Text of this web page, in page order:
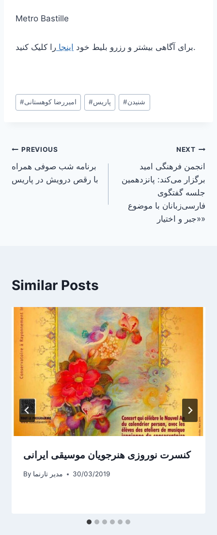
Metro Bastille
برای آگاهی بیشتر و رزرو بلیط خود اینجا را کلیک کنید.
Post
Tags:
#امیررضا کوهستانی #پاریس #شنیدن
Post
navigation
PREVIOUS
برنامه شب صوفی همراه
با رقص درویش در پاریس
NEXT
انجمن فرهنگی امید
برگزار می‌کند: پانزدهمین
جلسه گفتگوی
فارسی‌زبانان با موضوع
«جبر و اختیار»
Similar Posts
کنسرت نوروزی هنرجویان موسیقی ایرانی
By مدیر تارنما 30/03/2019